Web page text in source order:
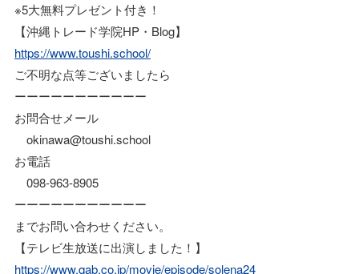
※5大無料プレゼント付き！
【沖縄トレード学院HP・Blog】
https://www.toushi.school/
ご不明な点等ございましたら
ーーーーーーーーーーー
お問合せメール
okinawa@toushi.school
お電話
098-963-8905
ーーーーーーーーーーー
までお問い合わせください。
【テレビ生放送に出演しました！】
https://www.qab.co.jp/movie/episode/solena24